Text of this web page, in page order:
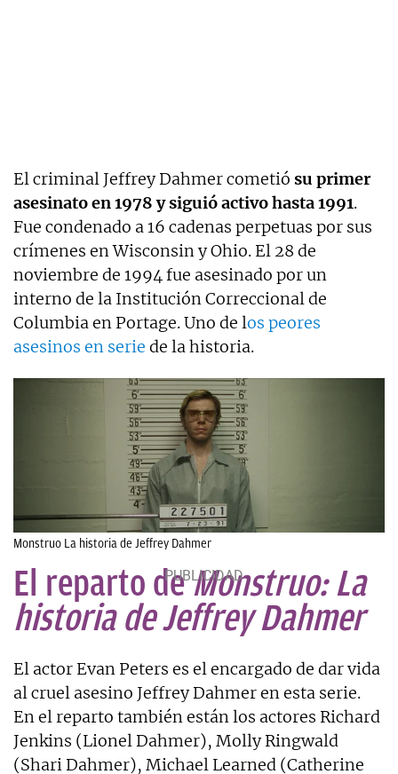
El criminal Jeffrey Dahmer cometió su primer
asesinato en 1978 y siguió activo hasta 1991.
Fue condenado a 16 cadenas perpetuas por sus
crímenes en Wisconsin y Ohio. El 28 de
noviembre de 1994 fue asesinado por un
interno de la Institución Correccional de
Columbia en Portage. Uno de los peores
asesinos en serie de la historia.
Monstruo La historia de Jeffrey Dahmer
El reparto deMonstruo: La
historia de Jeffrey Dahmer
El actor Evan Peters es el encargado de dar vida
al cruel asesino Jeffrey Dahmer en esta serie.
En el reparto también están los actores Richard
Jenkins (Lionel Dahmer), Molly Ringwald
(Shari Dahmer), Michael Learned (Catherine